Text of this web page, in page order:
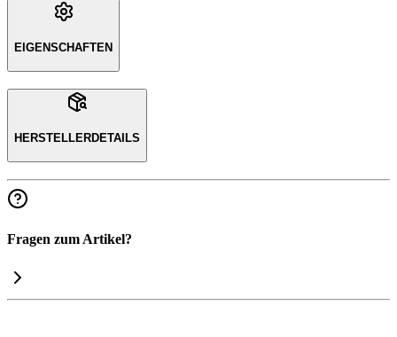
EIGENSCHAFTEN
HERSTELLERDETAILS
Fragen zum Artikel?